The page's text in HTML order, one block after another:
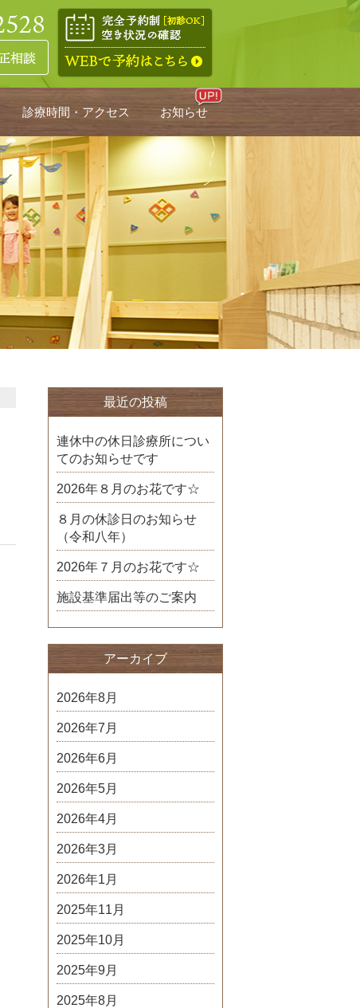
診療時間・アクセス お知らせ
最近の投稿
連休中の休日診療所につい
てのお知らせです
2026年８月のお花です☆
８月の休診日のお知らせ
（令和八年）
2026年７月のお花です☆
施設基準届出等のご案内
アーカイブ
2026年8月
2026年7月
2026年6月
2026年5月
2026年4月
2026年3月
2026年1月
2025年11月
2025年10月
2025年9月
2025年8月